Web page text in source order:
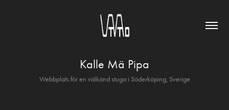
Kalle Mä Pipa
Webbplats för en välkänd stuga i Söderköping, Sverige